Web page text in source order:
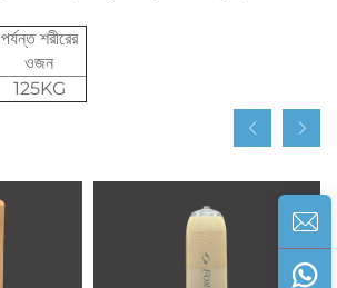
পর্যন্ত শরীরের
ওজন
125KG